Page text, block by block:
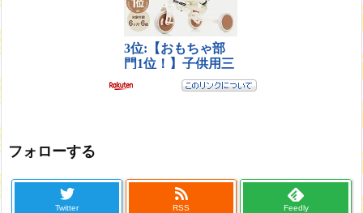
フォローする
Twitter RSS Feedly